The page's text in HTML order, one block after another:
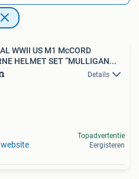
WWII US M1 McCORD
HELMET SET “MULLIGAN...
Details
Topadvertentie
Eergisteren